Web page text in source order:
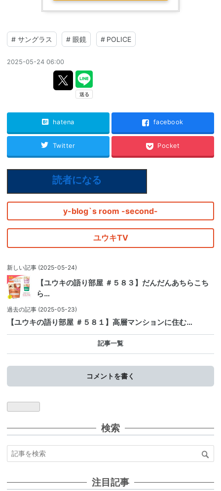
# サングラス # 眼鏡 # POLICE
2025-05-24 06:00
hatena facebook
Twitter Pocket
読者になる
y-blog`s room -second-
ユウキTV
新しい記事 (2025-05-24)
【ユウキの語り部屋 ＃５８３】だんだんあちらこち
ら…
過去の記事 (2025-05-23)
【ユウキの語り部屋 ＃５８１】高層マンションに住む…
記事一覧
コメントを書く
検索
注目記事